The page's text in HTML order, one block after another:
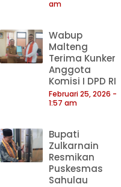
am
Wabup
Malteng
Terima Kunker
Anggota
Komisi I DPD RI
Februari 25, 2026
1:57 am
Bupati
Zulkarnain
Resmikan
Puskesmas
Sahulau